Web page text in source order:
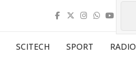
SCITECH SPORT RADIO